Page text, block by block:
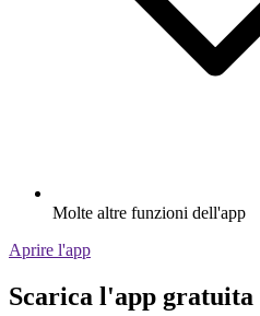
Molte altre funzioni dell'app
Aprire l'app
Scarica l'app